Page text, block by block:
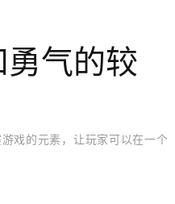
气的较
戏的元素，让玩家可以在一个